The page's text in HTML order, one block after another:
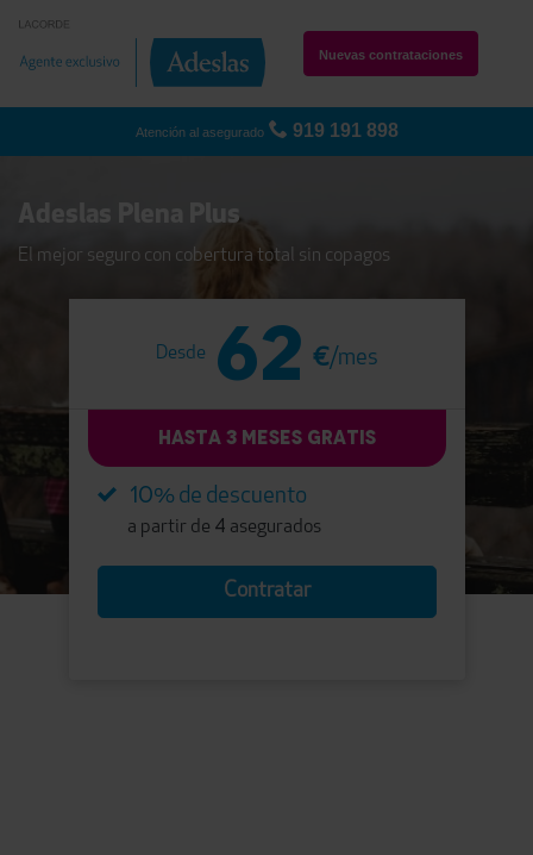
Nuevas contrataciones
Atención al asegurado 919 191 898
Adeslas Plena Plus
El mejor seguro con cobertura total sin copagos
Desde 62 €/mes
HASTA 3 MESES GRATIS
10% de descuento
a partir de 4 asegurados
Contratar